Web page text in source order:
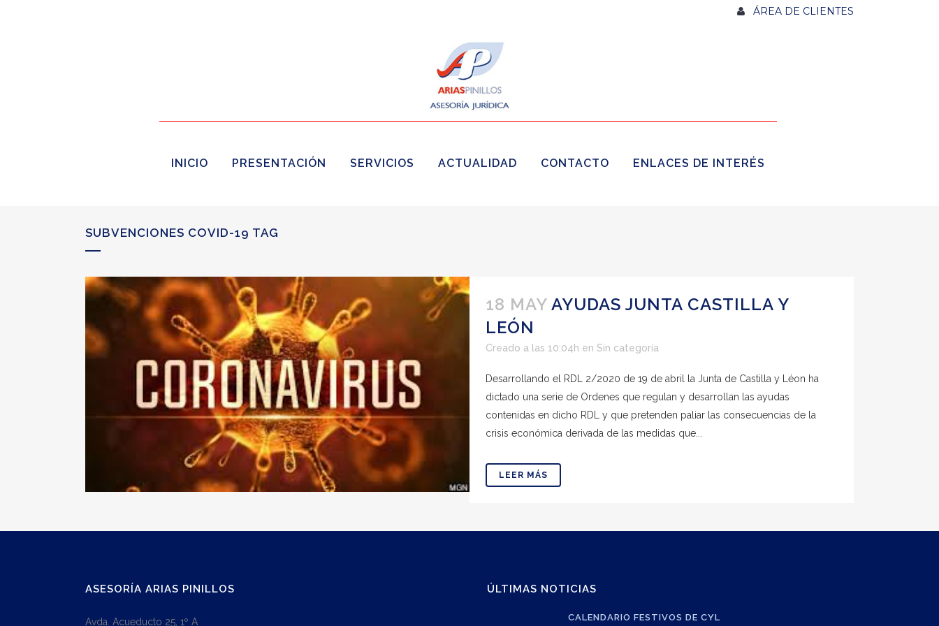
ÁREA DE CLIENTES
INICIO PRESENTACIÓN SERVICIOS ACTUALIDAD CONTACTO ENLACES DE INTERÉS
SUBVENCIONES COVID-19 TAG
18 MAY AYUDAS JUNTA CASTILLA Y
LEÓN
Creado a las 10:04h en Sin categoría
Desarrollando el RDL 2/2020 de 19 de abril la Junta de Castilla y Léon ha
dictado una serie de Ordenes que regulan y desarrollan las ayudas
contenidas en dicho RDL y que pretenden paliar las consecuencias de la
crisis económica derivada de las medidas que...
LEER MÁS
ASESORÍA ARIAS PINILLOS
Avda. Acueducto 25, 1º A
ÚLTIMAS NOTICIAS
CALENDARIO FESTIVOS DE CYL